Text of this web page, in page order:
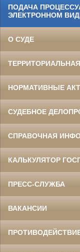
ПОДАЧА
ЭЛЕКТРОННОМ
О СУДЕ
НОРМАТИВНЫЕ
СУДЕБНОЕ
СПРАВОЧНАЯ
КАЛЬКУЛЯТОР
ПРЕСС-СЛУЖБА
ВАКАНСИИ